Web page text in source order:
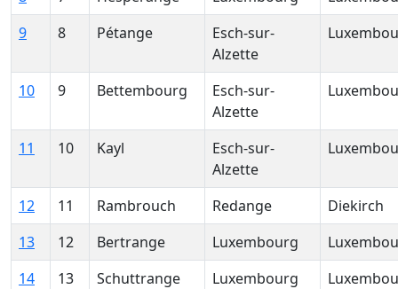
9
8 Pétange
Esch-sur-
Alzette
10 9 Bettembourg
Esch-sur-
Alzette
11 10 Kayl
Esch-sur-
Alzette
12 11 Rambrouch Redange
Diekirch
13
12 Bertrange Luxembourg
14
13 Schuttrange Luxembourg